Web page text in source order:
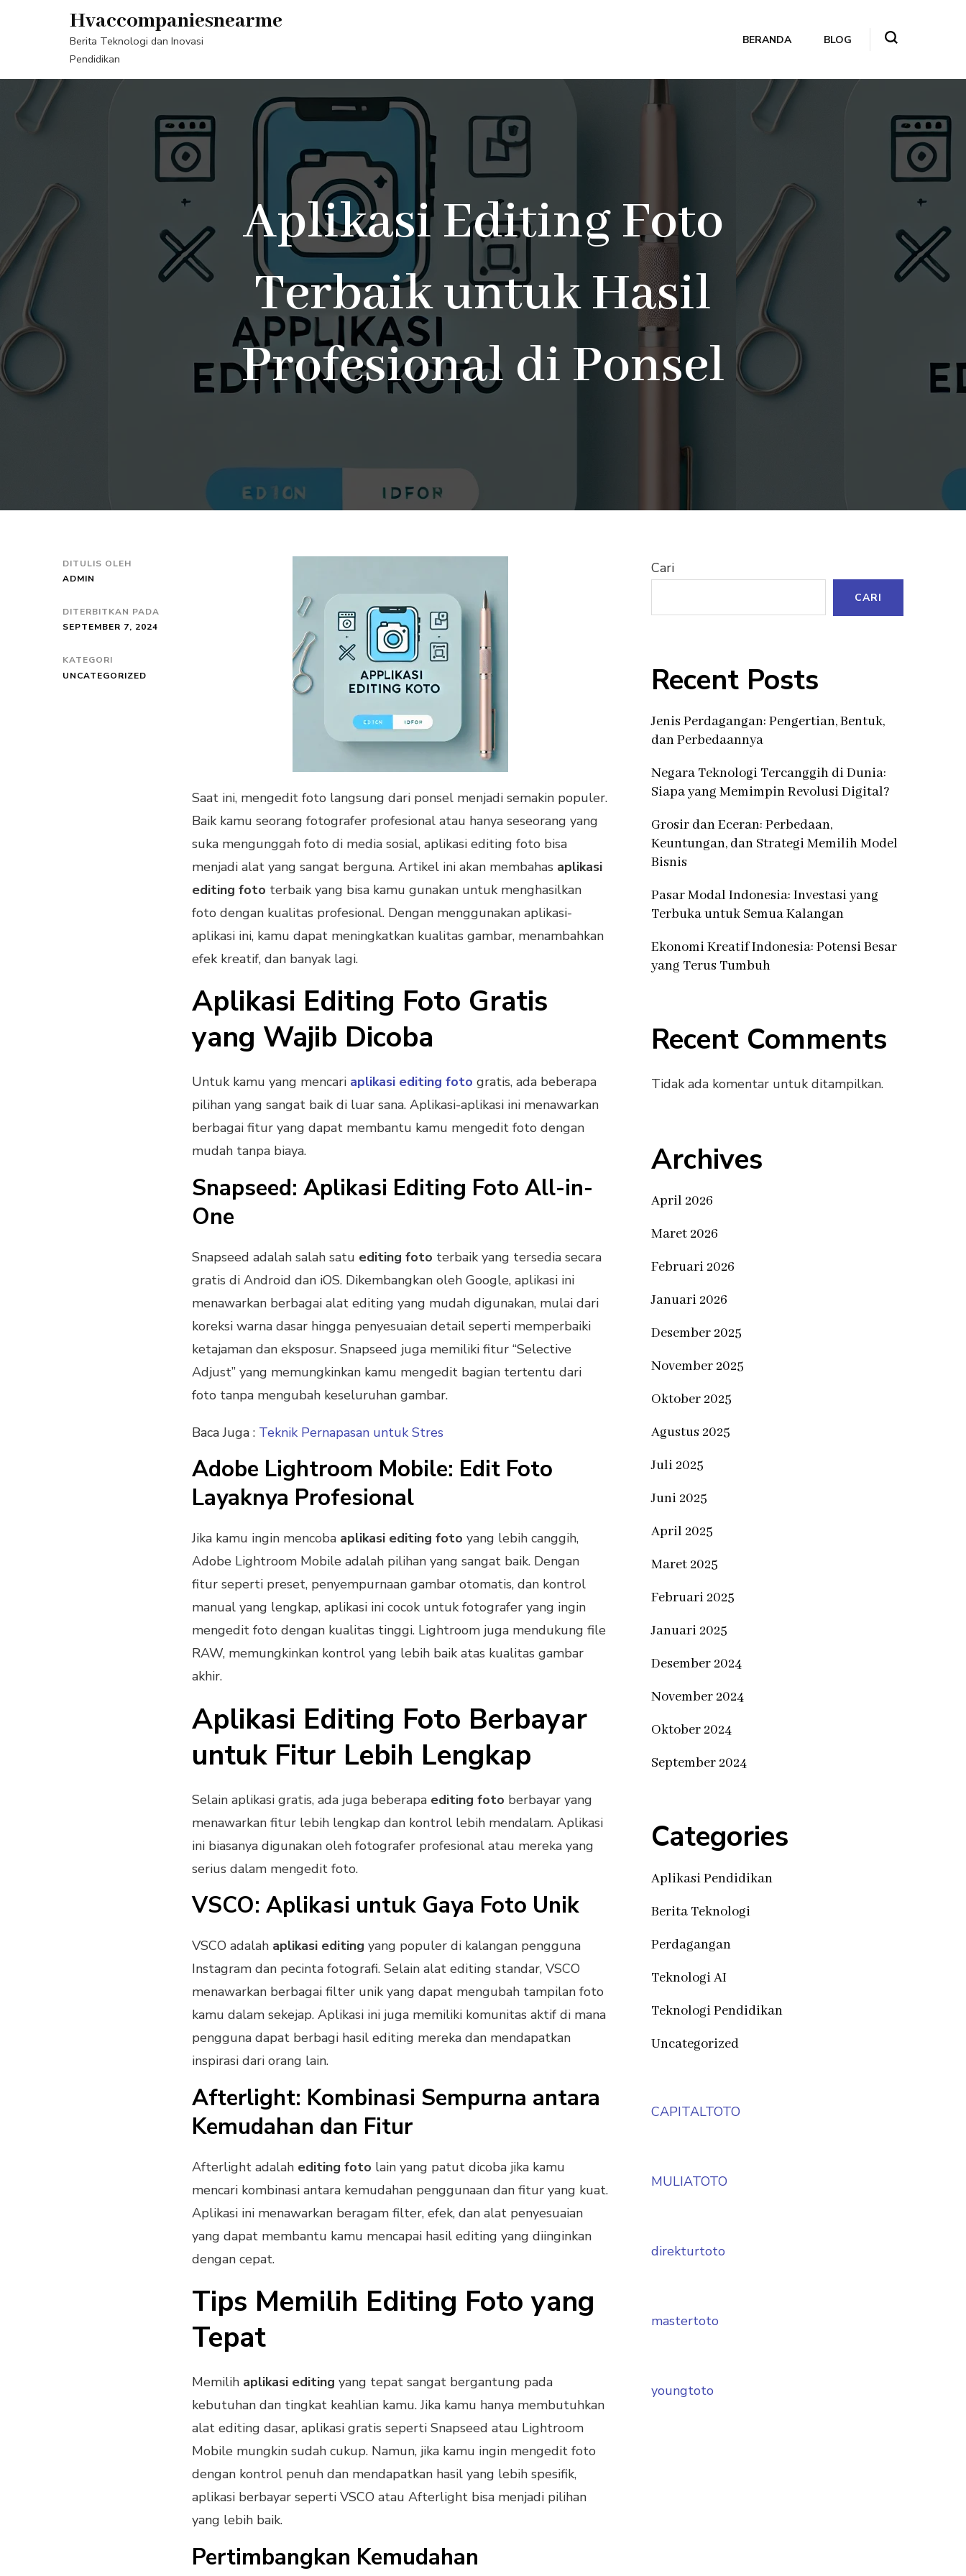
(Tekan
Enter)
Hvaccompaniesnearme
Berita Teknologi dan Inovasi
Pendidikan
BERANDA BLOG
Aplikasi Editing Foto
Terbaik untuk Hasil
Profesional di Ponsel
DITULIS OLEH
ADMIN
DITERBITKAN PADA
SEPTEMBER 7, 2024
KATEGORI
UNCATEGORIZED
Saat ini, mengedit foto langsung dari ponsel menjadi semakin populer.
Baik kamu seorang fotografer profesional atau hanya seseorang yang
suka mengunggah foto di media sosial, aplikasi editing foto bisa
menjadi alat yang sangat berguna. Artikel ini akan membahas aplikasi
editing foto terbaik yang bisa kamu gunakan untuk menghasilkan
foto dengan kualitas profesional. Dengan menggunakan aplikasi-
aplikasi ini, kamu dapat meningkatkan kualitas gambar, menambahkan
efek kreatif, dan banyak lagi.
Aplikasi Editing Foto Gratis
yang Wajib Dicoba
Untuk kamu yang mencari aplikasi editing foto gratis, ada beberapa
pilihan yang sangat baik di luar sana. Aplikasi-aplikasi ini menawarkan
berbagai fitur yang dapat membantu kamu mengedit foto dengan
mudah tanpa biaya.
Snapseed: Aplikasi Editing Foto All-in-
One
Snapseed adalah salah satu editing foto terbaik yang tersedia secara
gratis di Android dan iOS. Dikembangkan oleh Google, aplikasi ini
menawarkan berbagai alat editing yang mudah digunakan, mulai dari
koreksi warna dasar hingga penyesuaian detail seperti memperbaiki
ketajaman dan eksposur. Snapseed juga memiliki fitur “Selective
Adjust” yang memungkinkan kamu mengedit bagian tertentu dari
foto tanpa mengubah keseluruhan gambar.
Baca Juga : Teknik Pernapasan untuk Stres
Adobe Lightroom Mobile: Edit Foto
Layaknya Profesional
Jika kamu ingin mencoba aplikasi editing foto yang lebih canggih,
Adobe Lightroom Mobile adalah pilihan yang sangat baik. Dengan
fitur seperti preset, penyempurnaan gambar otomatis, dan kontrol
manual yang lengkap, aplikasi ini cocok untuk fotografer yang ingin
mengedit foto dengan kualitas tinggi. Lightroom juga mendukung file
RAW, memungkinkan kontrol yang lebih baik atas kualitas gambar
akhir.
Aplikasi Editing Foto Berbayar
untuk Fitur Lebih Lengkap
Selain aplikasi gratis, ada juga beberapa editing foto berbayar yang
menawarkan fitur lebih lengkap dan kontrol lebih mendalam. Aplikasi
ini biasanya digunakan oleh fotografer profesional atau mereka yang
serius dalam mengedit foto.
VSCO: Aplikasi untuk Gaya Foto Unik
VSCO adalah aplikasi editing yang populer di kalangan pengguna
Instagram dan pecinta fotografi. Selain alat editing standar, VSCO
menawarkan berbagai filter unik yang dapat mengubah tampilan foto
kamu dalam sekejap. Aplikasi ini juga memiliki komunitas aktif di mana
pengguna dapat berbagi hasil editing mereka dan mendapatkan
inspirasi dari orang lain.
Afterlight: Kombinasi Sempurna antara
Kemudahan dan Fitur
Afterlight adalah editing foto lain yang patut dicoba jika kamu
mencari kombinasi antara kemudahan penggunaan dan fitur yang kuat.
Aplikasi ini menawarkan beragam filter, efek, dan alat penyesuaian
yang dapat membantu kamu mencapai hasil editing yang diinginkan
dengan cepat.
Tips Memilih Editing Foto yang
Tepat
Memilih aplikasi editing yang tepat sangat bergantung pada
kebutuhan dan tingkat keahlian kamu. Jika kamu hanya membutuhkan
alat editing dasar, aplikasi gratis seperti Snapseed atau Lightroom
Mobile mungkin sudah cukup. Namun, jika kamu ingin mengedit foto
dengan kontrol penuh dan mendapatkan hasil yang lebih spesifik,
aplikasi berbayar seperti VSCO atau Afterlight bisa menjadi pilihan
yang lebih baik.
Pertimbangkan Kemudahan
Cari
CARI
Recent Posts
Jenis Perdagangan: Pengertian, Bentuk,
dan Perbedaannya
Negara Teknologi Tercanggih di Dunia:
Siapa yang Memimpin Revolusi Digital?
Grosir dan Eceran: Perbedaan,
Keuntungan, dan Strategi Memilih Model
Bisnis
Pasar Modal Indonesia: Investasi yang
Terbuka untuk Semua Kalangan
Ekonomi Kreatif Indonesia: Potensi Besar
yang Terus Tumbuh
Recent Comments
Tidak ada komentar untuk ditampilkan.
Archives
April 2026
Maret 2026
Februari 2026
Januari 2026
Desember 2025
November 2025
Oktober 2025
Agustus 2025
Juli 2025
Juni 2025
April 2025
Maret 2025
Februari 2025
Januari 2025
Desember 2024
November 2024
Oktober 2024
September 2024
Categories
Aplikasi Pendidikan
Berita Teknologi
Perdagangan
Teknologi AI
Teknologi Pendidikan
Uncategorized
CAPITALTOTO
MULIATOTO
direkturtoto
mastertoto
youngtoto